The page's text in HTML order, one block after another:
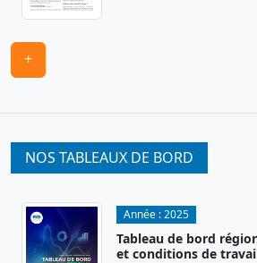
+
NOS TABLEAUX DE BORD
Année :2025
Tableau de bord
et conditions de